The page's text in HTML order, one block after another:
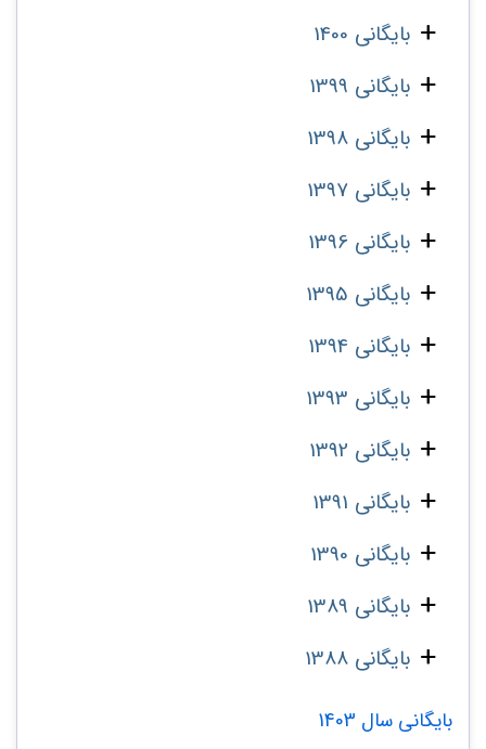
بایگانی 1400
بایگانی 1399
بایگانی 1398
بایگانی 1397
بایگانی 1396
بایگانی 1395
بایگانی 1394
بایگانی 1393
بایگانی 1392
بایگانی 1391
بایگانی 1390
بایگانی 1389
بایگانی 1388
بایگانی سال 1403